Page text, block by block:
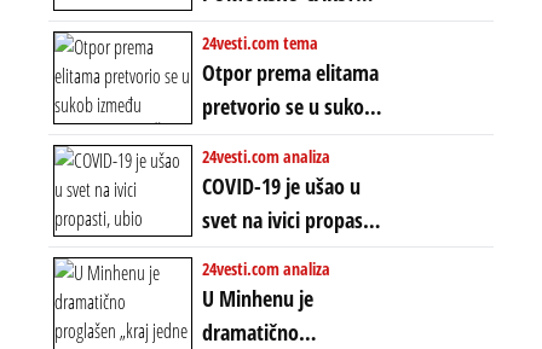
energetskog haosa,
finansijskih
previranja i kolapsa
starog poretka
PROTIV KINESKOG
KOPNENOG SVETA:
Rat u Iranu je rat za
globalne preferencije
24vesti.com tema
Otpor prema elitama
pretvorio se u sukob
između običnih ljudi:
ZAŠTO SE DEŠAVA
EKSTREMNA
POLARIZACIJA?
24vesti.com analiza
COVID-19 je ušao u
svet na ivici propasti,
ubio milione, ali je
spasao sistem
24vesti.com analiza
U Minhenu je
dramatično